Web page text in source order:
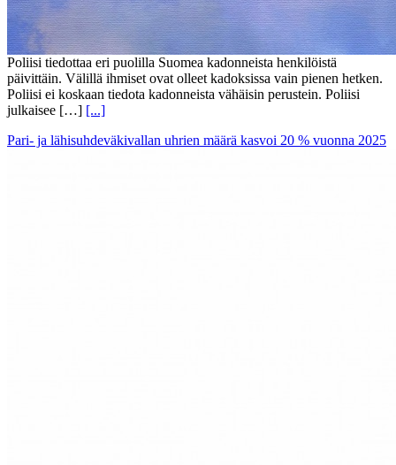
Poliisi tiedottaa eri puolilla Suomea kadonneista henkilöistä
päivittäin. Välillä ihmiset ovat olleet kadoksissa vain pienen hetken.
Poliisi ei koskaan tiedota kadonneista vähäisin perustein. Poliisi
julkaisee […] [...]
Pari- ja lähisuhdeväkivallan uhrien määrä kasvoi 20 % vuonna 2025